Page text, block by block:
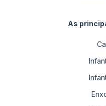
As